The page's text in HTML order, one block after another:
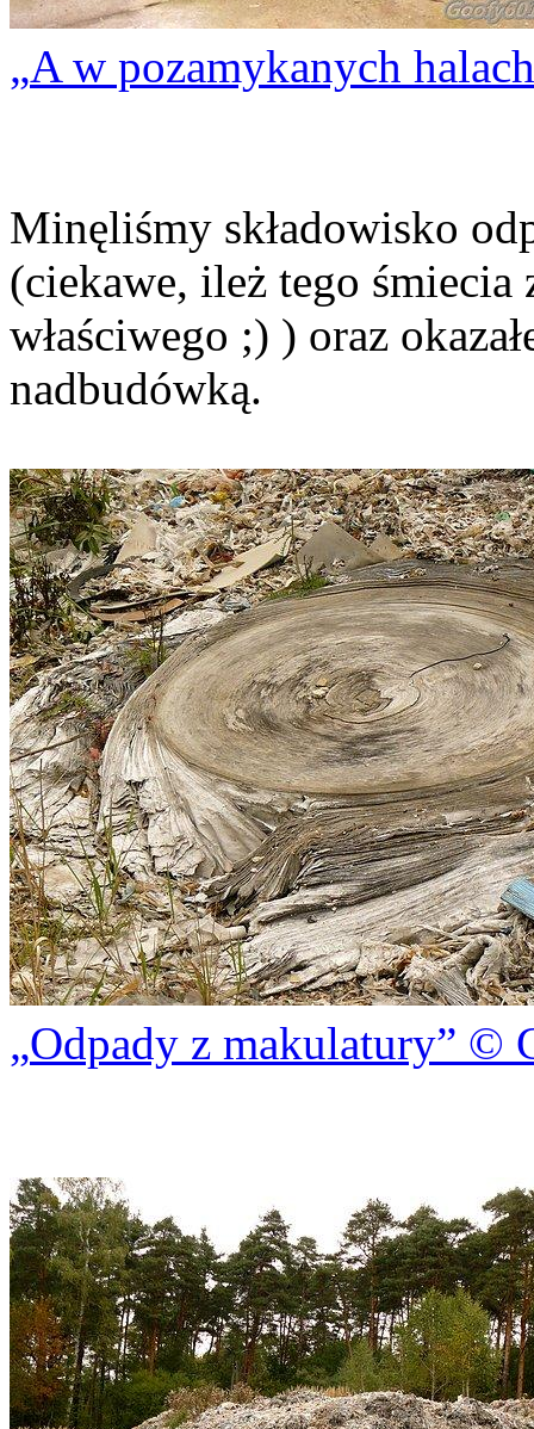
A w pozamykanych halach
Minęliśmy składowisko
(ciekawe, ileż tego
właściwego ;) ) oraz
nadbudówką.
Odpady z makulatury ©